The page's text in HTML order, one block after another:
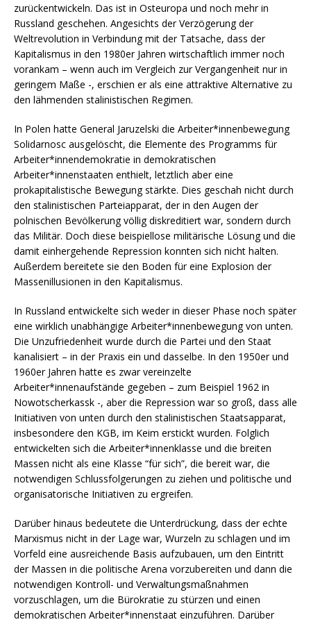
zurückentwickeln. Das ist in Osteuropa und noch mehr in
Russland geschehen. Angesichts der Verzögerung der
Weltrevolution in Verbindung mit der Tatsache, dass der
Kapitalismus in den 1980er Jahren wirtschaftlich immer noch
vorankam – wenn auch im Vergleich zur Vergangenheit nur in
geringem Maße -, erschien er als eine attraktive Alternative zu
den lähmenden stalinistischen Regimen.
In Polen hatte General Jaruzelski die Arbeiter*innenbewegung
Solidarnosc ausgelöscht, die Elemente des Programms für
Arbeiter*innendemokratie in demokratischen
Arbeiter*innenstaaten enthielt, letztlich aber eine
prokapitalistische Bewegung stärkte. Dies geschah nicht durch
den stalinistischen Parteiapparat, der in den Augen der
polnischen Bevölkerung völlig diskreditiert war, sondern durch
das Militär. Doch diese beispiellose militärische Lösung und die
damit einhergehende Repression konnten sich nicht halten.
Außerdem bereitete sie den Boden für eine Explosion der
Massenillusionen in den Kapitalismus.
In Russland entwickelte sich weder in dieser Phase noch später
eine wirklich unabhängige Arbeiter*innenbewegung von unten.
Die Unzufriedenheit wurde durch die Partei und den Staat
kanalisiert – in der Praxis ein und dasselbe. In den 1950er und
1960er Jahren hatte es zwar vereinzelte
Arbeiter*innenaufstände gegeben – zum Beispiel 1962 in
Nowotscherkassk -, aber die Repression war so groß, dass alle
Initiativen von unten durch den stalinistischen Staatsapparat,
insbesondere den KGB, im Keim erstickt wurden. Folglich
entwickelten sich die Arbeiter*innenklasse und die breiten
Massen nicht als eine Klasse “für sich”, die bereit war, die
notwendigen Schlussfolgerungen zu ziehen und politische und
organisatorische Initiativen zu ergreifen.
Darüber hinaus bedeutete die Unterdrückung, dass der echte
Marxismus nicht in der Lage war, Wurzeln zu schlagen und im
Vorfeld eine ausreichende Basis aufzubauen, um den Eintritt
der Massen in die politische Arena vorzubereiten und dann die
notwendigen Kontroll- und Verwaltungsmaßnahmen
vorzuschlagen, um die Bürokratie zu stürzen und einen
demokratischen Arbeiter*innenstaat einzuführen. Darüber